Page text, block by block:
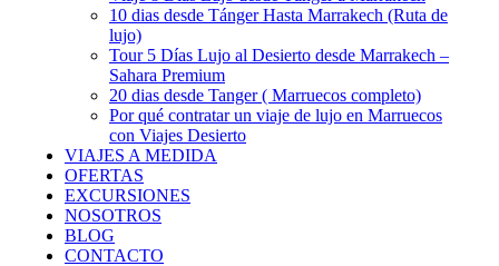
10 dias desde Tánger Hasta Marrakech (Ruta de
lujo)
Tour 5 Días Lujo al Desierto desde Marrakech –
Sahara Premium
20 dias desde Tanger ( Marruecos completo)
Por qué contratar un viaje de lujo en Marruecos
con Viajes Desierto
VIAJES A MEDIDA
OFERTAS
EXCURSIONES
NOSOTROS
BLOG
CONTACTO